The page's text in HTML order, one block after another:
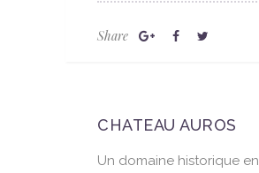
Share
CHATEAU AUROS
Un domaine historique en